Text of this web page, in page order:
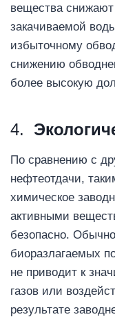
вещества снижают
закачиваемой
избыточному
снижению
более высокую
4.
По сравнению с
нефтеотдачи,
химическое
активными
безопасно.
биоразлагаемых
не приводит к
газов или
результате